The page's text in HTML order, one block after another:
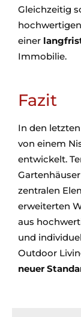
Gleichzeitig
einer
Immobilie.
Fazit
In den
von einem
entwickelt.
zentralen
erweiterten
aus
und
Outdoor
neuer